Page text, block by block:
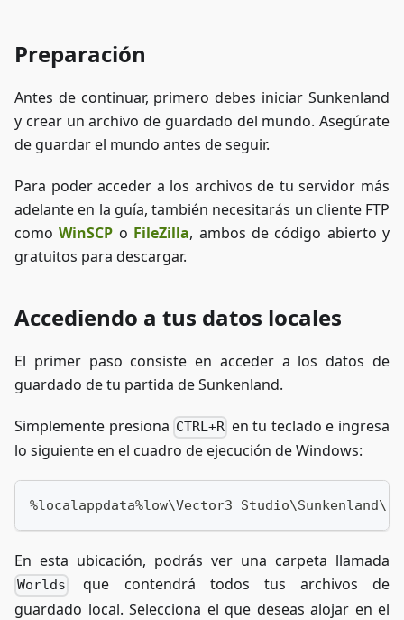
Preparación
Antes de continuar, primero debes iniciar Sunkenland
y crear un archivo de guardado del mundo. Asegúrate
de guardar el mundo antes de seguir.
Para poder acceder a los archivos de tu servidor más
adelante en la guía, también necesitarás un cliente FTP
comoWinSCP o FileZilla, ambos de código abierto y
gratuitos para descargar.
Accediendo a tus datos locales
El primer paso consiste en acceder a los datos de
guardado de tu partida de Sunkenland.
Simplemente presiona CTRL+R en tu teclado e ingresa
lo siguiente en el cuadro de ejecución de Windows:
%localappdata%low\Vector3 Studio\Sunkenland\
En esta ubicación, podrás ver una carpeta llamada
Worlds
que contendrá todos tus archivos de
guardado local. Selecciona el que deseas alojar en el